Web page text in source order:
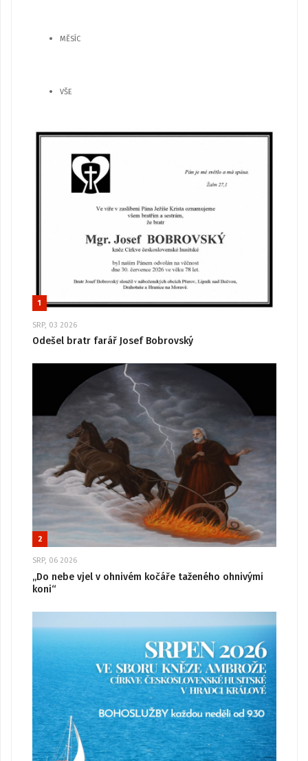
MĚSÍC
VŠE
1
SRP, 03 2026
Odešel bratr farář Josef Bobrovský
2
SRP, 06 2026
„Do nebe vjel v ohnivém kočáře taženého ohnivými
koni“